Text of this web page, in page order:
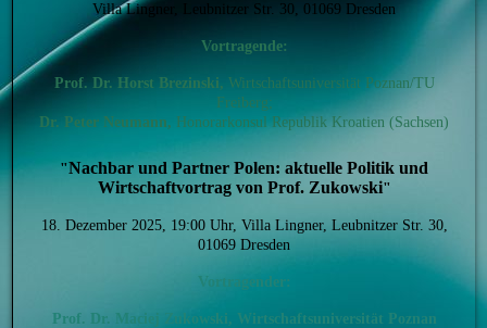
Villa Lingner, Leubnitzer Str. 30, 01069 Dresden
Vortragende:
Prof. Dr. Horst Brezinski, Wirtschaftsuniversität Poznan/TU
Freiberg;
Dr. Peter Neumann, Honorarkonsul Republik Kroatien (Sachsen)
"Nachbar und Partner Polen: aktuelle Politik und
Wirtschaftvortrag von Prof. Zukowski"
18. Dezember 2025, 19:00 Uhr, Villa Lingner, Leubnitzer Str. 30,
01069 Dresden
Vortragender:
Prof. Dr. Maciej Zukowski, Wirtschaftsuniversität Poznan